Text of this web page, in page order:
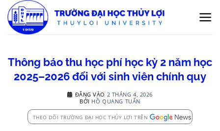
qua
nội
Thông báo thu học phí học kỳ 2 năm học
2025–2026 đối với sinh viên chính quy
ĐĂNG VÀO 2 THÁNG 4, 2026
BỞI HỒ QUANG TUẤN
THEO DÕI TRƯỜNG ĐẠI HỌC THỦY LỢI TRÊN